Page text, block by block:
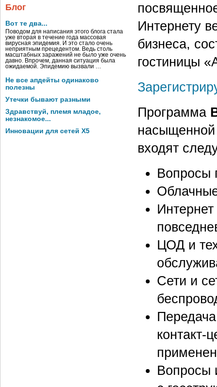
Блог
Вот те два...
Поводом для написания этого блога стала
уже вторая в течение года массовая
вирусная эпидемия. И это стало очень
неприятным прецедентом. Ведь столь
масштабных заражений не было уже очень
давно. Впрочем, данная ситуация была
ожидаемой. Эпидемию вызвали …
Не все апдейты одинаково
полезны
Утечки бывают разными
Здравствуй, племя младое,
незнакомое...
Инновации для сетей X5
Интернету
бизнеса,
гостиницы
Программа
насыщенной
входят
Вопросы
ЦОД и
Сети и
контакт-
Вопросы